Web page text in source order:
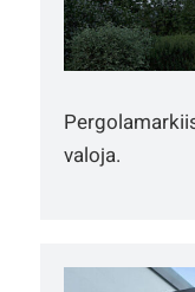
valoja.